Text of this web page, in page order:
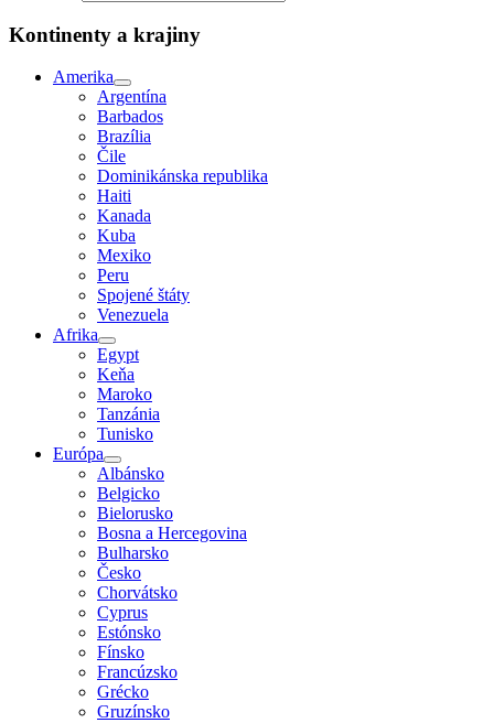
Kontinenty a krajiny
Amerika
Argentína
Barbados
Brazília
Čile
Dominikánska republika
Haiti
Kanada
Kuba
Mexiko
Peru
Spojené štáty
Venezuela
Afrika
Egypt
Keňa
Maroko
Tanzánia
Tunisko
Európa
Albánsko
Belgicko
Bielorusko
Bosna a Hercegovina
Bulharsko
Česko
Chorvátsko
Cyprus
Estónsko
Fínsko
Francúzsko
Grécko
Gruzínsko